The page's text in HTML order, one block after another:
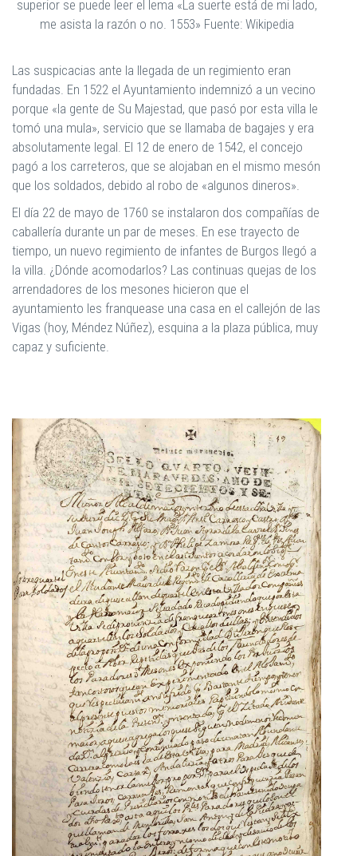
superior se puede leer el lema «La suerte está de mi lado,
me asista la razón o no. 1553» Fuente: Wikipedia
Las suspicacias ante la llegada de un regimiento eran
fundadas. En 1522 el Ayuntamiento indemnizó a un vecino
porque «la gente de Su Majestad, que pasó por esta villa le
tomó una mula», servicio que se llamaba de bagajes y era
absolutamente legal. El 12 de enero de 1542, el concejo
pagó a los carreteros, que se alojaban en el mismo mesón
que los soldados, debido al robo de «algunos dineros».
El día 22 de mayo de 1760 se instalaron dos compañías de
caballería durante un par de meses. En ese trayecto de
tiempo, un nuevo regimiento de infantes de Burgos llegó a
la villa. ¿Dónde acomodarlos? Las continuas quejas de los
arrendadores de los mesones hicieron que el
ayuntamiento les franquease una casa en el callejón de las
Vigas (hoy, Méndez Núñez), esquina a la plaza pública, muy
capaz y suficiente.